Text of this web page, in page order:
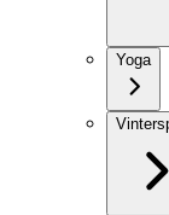
Yoga